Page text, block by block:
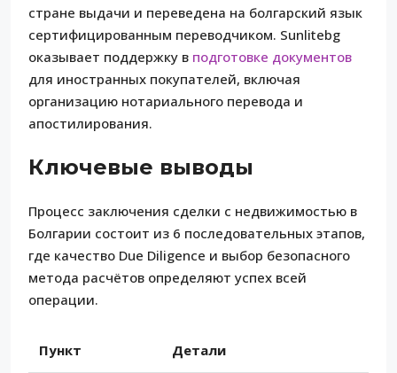
стране выдачи и переведена на болгарский язык
сертифицированным переводчиком. Sunlitebg
оказывает поддержку в подготовке документов
для иностранных покупателей, включая
организацию нотариального перевода и
апостилирования.
Ключевые выводы
Процесс заключения сделки с недвижимостью в
Болгарии состоит из 6 последовательных этапов,
где качество Due Diligence и выбор безопасного
метода расчётов определяют успех всей
операции.
Пункт Детали